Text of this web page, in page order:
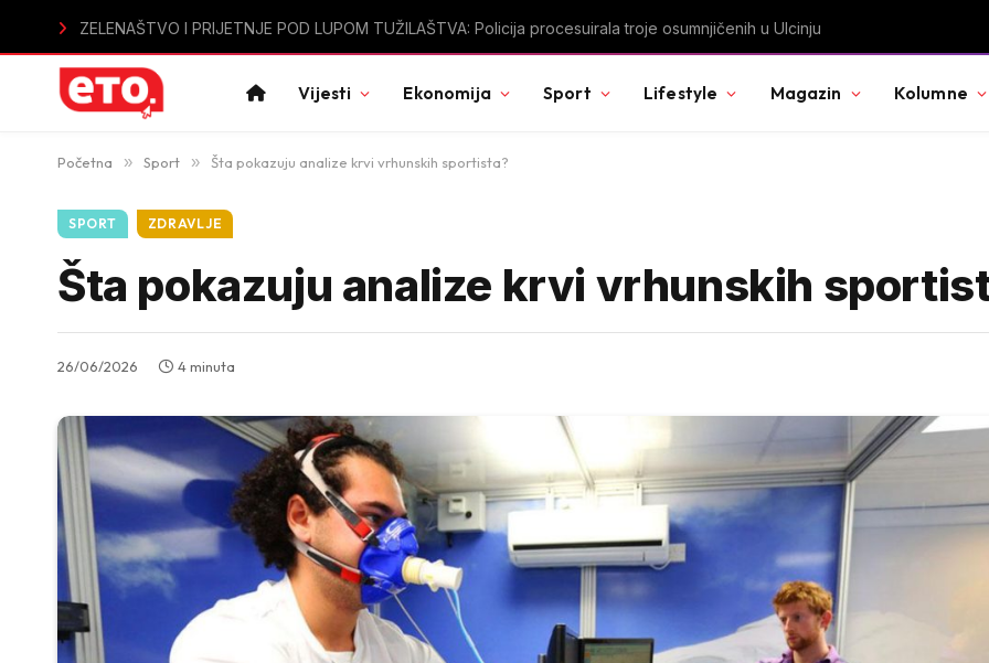
Sutomore u špicu sezone bez vode: Mještani i turisti ogorčeni, apartmani se prazne zbog višesatnih restrikcija
Vijesti Ekonomija Sport Lifestyle Magazin Kolumne
Početna » Sport » Šta pokazuju analize krvi vrhunskih sportista?
SPORT ZDRAVLJE
Šta pokazuju analize krvi vrhunskih
26/06/2026 4 minuta